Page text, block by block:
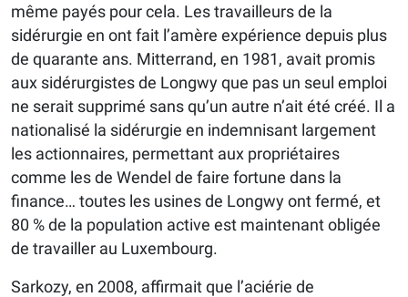
même payés pour cela. Les travailleurs de la
sidérurgie en ont fait l’amère expérience depuis plus
de quarante ans. Mitterrand, en 1981, avait promis
aux sidérurgistes de Longwy que pas un seul emploi
ne serait supprimé sans qu’un autre n’ait été créé. Il a
nationalisé la sidérurgie en indemnisant largement
les actionnaires, permettant aux propriétaires
comme les de Wendel de faire fortune dans la
finance… toutes les usines de Longwy ont fermé, et
80 % de la population active est maintenant obligée
de travailler au Luxembourg.
Sarkozy, en 2008, affirmait que l’aciérie de